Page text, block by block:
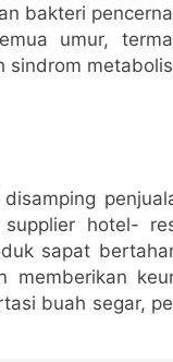
bakteri
umur,
sindrom
hotel-
sapat
memberikan
buah segar,